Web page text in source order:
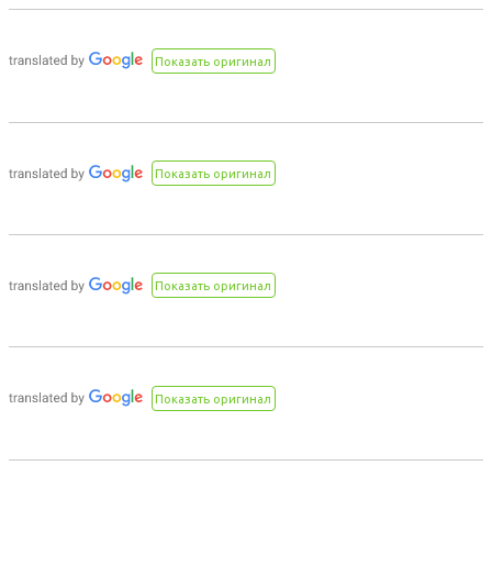
Показать оригинал
Показать оригинал
Показать оригинал
Показать оригинал